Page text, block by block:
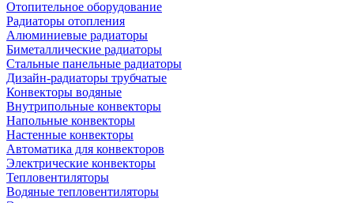
Отопительное оборудование
Радиаторы отопления
Алюминиевые радиаторы
Биметаллические радиаторы
Стальные панельные радиаторы
Дизайн-радиаторы трубчатые
Конвекторы водяные
Внутрипольные конвекторы
Напольные конвекторы
Настенные конвекторы
Автоматика для конвекторов
Электрические конвекторы
Тепловентиляторы
Водяные тепловентиляторы